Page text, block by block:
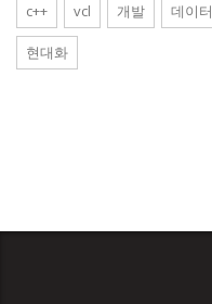
c++ vcl 개발 데이터
현대화